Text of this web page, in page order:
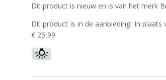
Dit product is nieuw en is van het merk
Dit product is in de aanbieding! In
€ 25,99.